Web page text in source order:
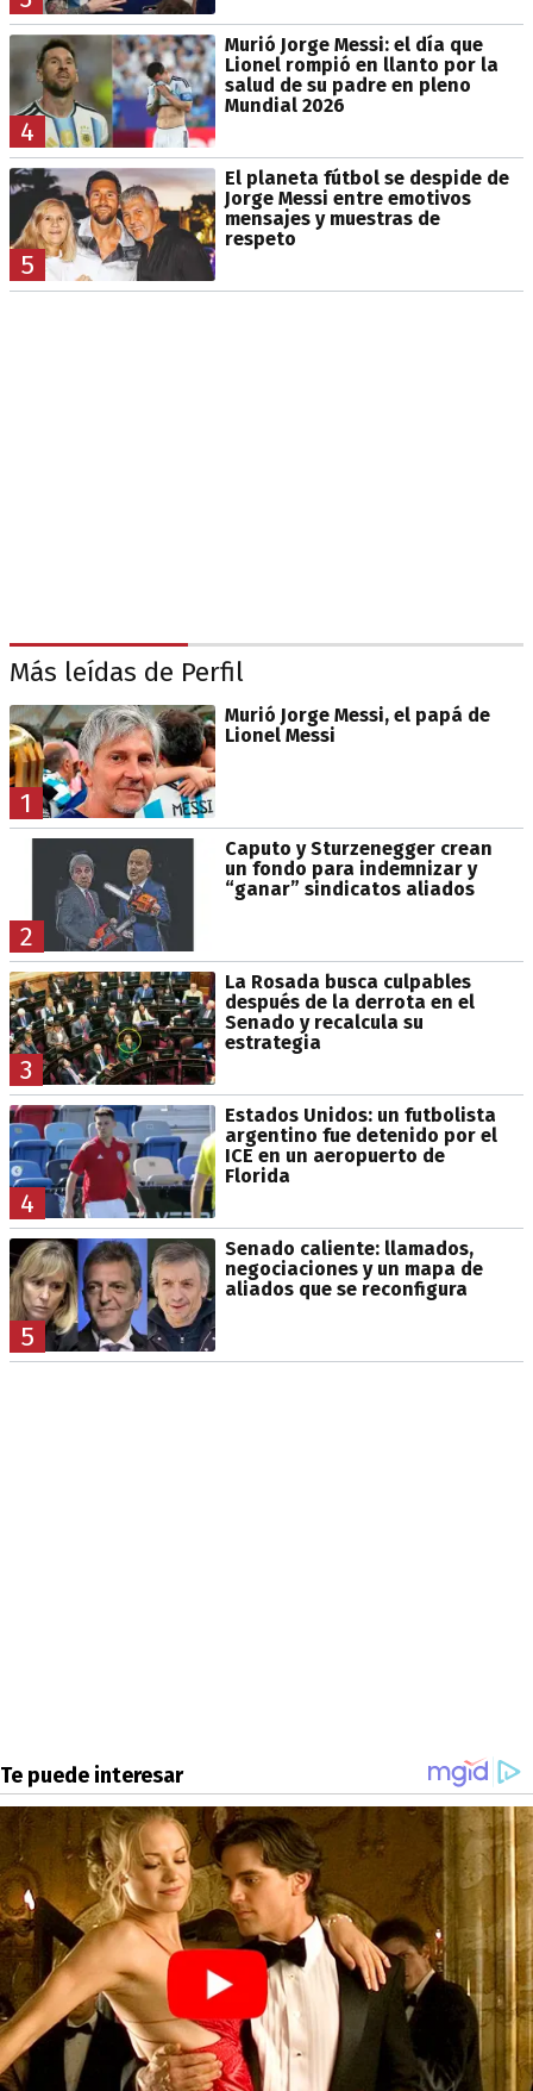
4
Murió Jorge Messi: el día que
Lionel rompió en llanto por la
salud de su padre en pleno
Mundial 2026
5
El planeta fútbol se despide de
Jorge Messi entre emotivos
mensajes y muestras de
respeto
Más leídas de Perfil
1
Murió Jorge Messi, el papá de
Lionel Messi
2
Caputo y Sturzenegger crean
un fondo para indemnizar y
“ganar” sindicatos aliados
3
La Rosada busca culpables
después de la derrota en el
Senado y recalcula su
estrategia
4
Estados Unidos: un futbolista
argentino fue detenido por el
ICE en un aeropuerto de
Florida
5
Senado caliente: llamados,
negociaciones y un mapa de
aliados que se reconfigura